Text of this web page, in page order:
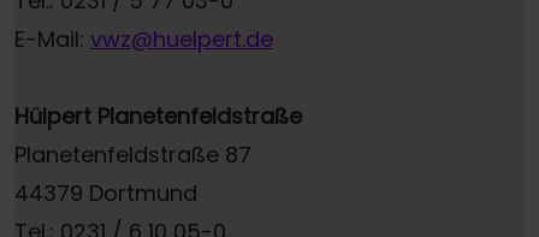
E-Mail: vwz@huelpert.de
Hülpert Planetenfeldstraße
Planetenfeldstraße 87
44379 Dortmund